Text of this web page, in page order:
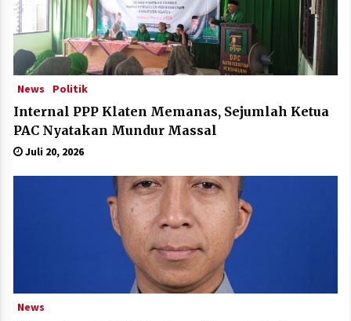
News Politik
Internal PPP Klaten Memanas, Sejumlah Ketua
PAC Nyatakan Mundur Massal
Juli 20, 2026
News